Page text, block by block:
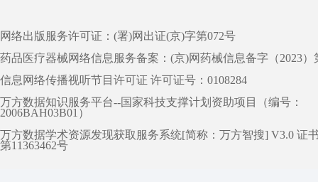
网络出版服务许可证：(署)网出证(京)字第072号
药品医疗器械网络信息服务备案：(京)网药械信息备字（2023）
信息网络传播视听节目许可证 许可证号：0108284
万方数据知识服务平台--国家科技支撑计划资助项目（编号：
2006BAH03B01）
万方数据学术资源发现获取服务系统[简称：万方智搜] V3.0 证
第11363462号